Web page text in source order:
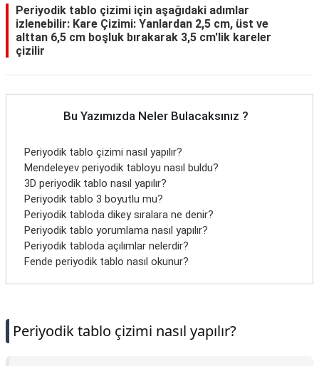
Hukuk
Blog
Periyodik tablo çizimi için aşağıdaki adımlar
izlenebilir: Kare Çizimi: Yanlardan 2,5 cm, üst ve
alttan 6,5 cm boşluk bırakarak 3,5 cm'lik kareler
çizilir
Bu Yazımızda Neler Bulacaksınız ?
Periyodik tablo çizimi nasıl yapılır?
Mendeleyev periyodik tabloyu nasıl buldu?
3D periyodik tablo nasıl yapılır?
Periyodik tablo 3 boyutlu mu?
Periyodik tabloda dikey sıralara ne denir?
Periyodik tablo yorumlama nasıl yapılır?
Periyodik tabloda açılımlar nelerdir?
Fende periyodik tablo nasıl okunur?
Periyodik tablo çizimi nasıl yapılır?